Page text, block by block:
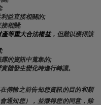
;
益直接相關的;
相關;
等重大合法權益，但難以獲得該
;
的資訊中蒐集的;
體發生變化時進行轉讓。
傳輸之前告知您資訊的目的和類
通知您），並徵得您的同意，除